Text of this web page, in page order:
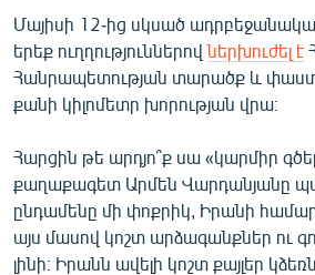
Հայերեն
English
ՀԵՏԵՎԵՔ ՄԵԶ
Մայիսի 12-ից սկսած
երեք ուղղություններովներխուժել է
Հանրապետության տարածք և
քանի կիլոմետր խորության վրա։
Հարցին թե արդյո՞ք սա «կարմիր
քաղաքագետ Արմեն Վարդանյանը
ընդամենը մի փոքրիկ, Իրանի
այս մասով կոշտ արձագանքներ ու
լինի։ Իրանն ավելի կոշտ քայլեր